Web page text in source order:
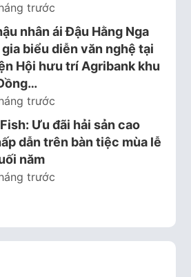
trước
nhân ái Đậu Hằng Nga
biểu diễn văn nghệ tại
Hội hưu trí Agribank khu
trước
Ưu đãi hải sản cao
dẫn trên bàn tiệc mùa lễ
năm
trước